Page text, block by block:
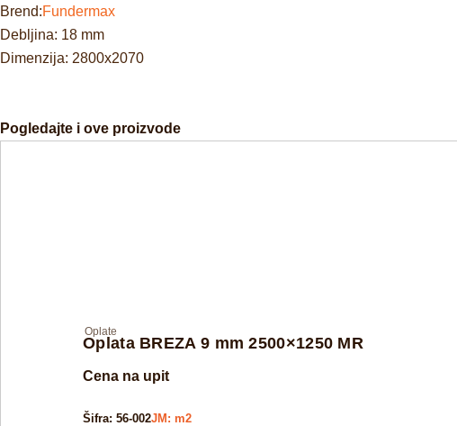
Brend:Fundermax
Debljina: 18 mm
Dimenzija: 2800x2070
Pogledajte i ove proizvode
Oplate
Oplata BREZA 9 mm 2500×1250 MR
Cena na upit
Šifra: 56-002JM: m2